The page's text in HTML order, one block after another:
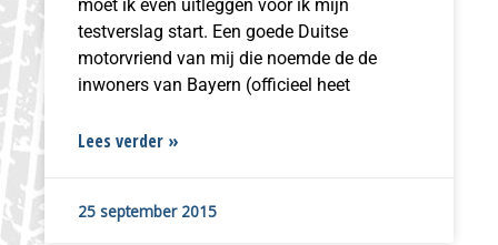
moet ik even uitleggen voor ik mijn
testverslag start. Een goede Duitse
motorvriend van mij die noemde de de
inwoners van Bayern (officieel heet
Lees verder »
25 september 2015